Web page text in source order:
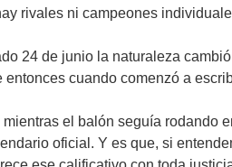
rivales ni campeones
24 de junio la naturaleza
entonces cuando comenzó a
mientras el balón seguía rodando
oficial. Y es que, si